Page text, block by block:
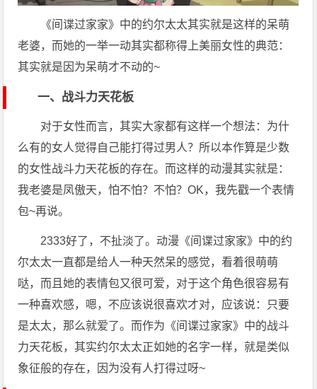
《间谍过家家》中的约尔太太其实就是这样的呆萌
老婆，而她的一举一动其实都称得上美丽女性的典范：
其实就是因为呆萌才不动的~
一、战斗力天花板
对于女性而言，其实大家都有这样一个想法：为什
么有的女人觉得自己能打得过男人？所以本作算是少数
的女性战斗力天花板的存在。而这样的动漫其实就是：
我老婆是凤傲天，怕不怕？不怕？OK，我先戳一个表情
包~再说。
2333好了，不扯淡了。动漫《间谍过家家》中的约
尔太太一直都是给人一种天然呆的感觉，看着很萌萌
哒，而且她的表情包又很可爱，对于这个角色很容易有
一种喜欢感，嗯，不应该说很喜欢才对，应该说：只要
是太太，那么就爱了。而作为《间谍过家家》中的战斗
力天花板，其实约尔太太正如她的名字一样，就是类似
象征般的存在，因为没有人打得过呀~